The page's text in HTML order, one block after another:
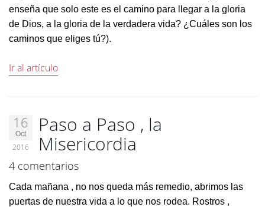
enseña que solo este es el camino para llegar a la gloria
de Dios, a la gloria de la verdadera vida? ¿Cuáles son los
caminos que eliges tú?).
Ir al artículo
16
Oct
2016
Paso a Paso , la
Misericordia
4 comentarios
Cada mañana , no nos queda más remedio, abrimos las
puertas de nuestra vida a lo que nos rodea. Rostros ,